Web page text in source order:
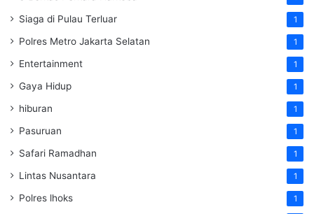
Siaga di Pulau Terluar 1
Polres Metro Jakarta Selatan 1
Entertainment 1
Gaya Hidup 1
hiburan 1
Pasuruan 1
Safari Ramadhan 1
Lintas Nusantara 1
Polres lhoks 1